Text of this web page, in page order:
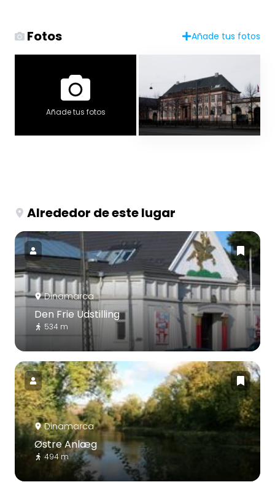
Fotos Añade tus fotos
Añade tus fotos
Alrededor de este lugar
Dinamarca
Den Frie Udstilling
534 m
Dinamarca
Østre Anlæg
494 m